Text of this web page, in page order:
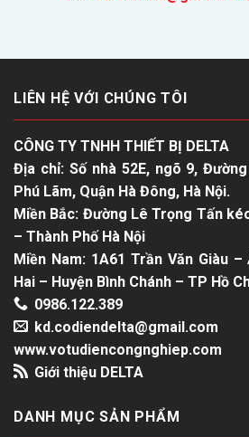
LIÊN HỆ VỚI CHÚNG TÔI
CÔNG TY TNHH THIẾT BỊ DELTA
Địa chỉ: Số nhà 52E, ngõ 9,
Phú Lãm, Quận Hà Đông, Hà Nội.
Miền Bắc: Đường Lê Trọng Tấn
– Thành Phố Hà Nội
Miền Nam: 1A61 Trần Văn Giàu
Hai – Huyện Bình Chánh – TP Hồ
0986.122.389
kd.codiendelta@gmail.com
www.votudiencongnghiep.com
Giới thiệu DELTA
DANH MỤC SẢN PHẨM